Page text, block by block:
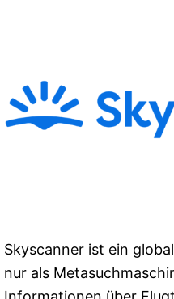
Skyscanner ist ein
nur als